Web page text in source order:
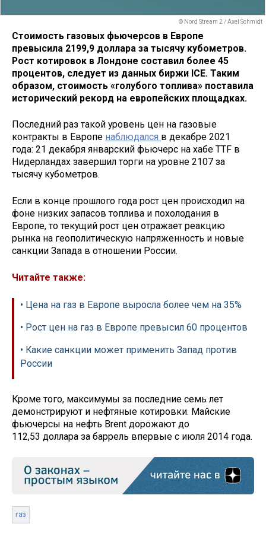
© Nord Stream 2 / Axel Schmidt
Стоимость газовых фьючерсов в Европе
превысила 2199,9 доллара за тысячу кубометров.
Рост котировок в Лондоне составил более 45
процентов, следует из данных биржи ICE. Таким
образом, стоимость «голубого топлива» поставила
исторический рекорд на европейских площадках.
Последний раз такой уровень цен на газовые
контракты в Европе наблюдался в декабре 2021
года: 21 декабря январский фьючерс на хабе TTF в
Нидерландах завершил торги на уровне 2107 за
тысячу кубометров.
Если в конце прошлого года рост цен происходил на
фоне низких запасов топлива и похолодания в
Европе, то текущий рост цен отражает реакцию
рынка на геополитическую напряженность и новые
санкции Запада в отношении России.
Читайте также:
• Цена на газ в Европе выросла более чем на 35%
• Рост цен на газ в Европе превысил 60 процентов
• Какие санкции может применить Запад против
России
Кроме того, максимумы за последние семь лет
демонстрируют и нефтяные котировки. Майские
фьючерсы на нефть Brent дорожают до
112,53 доллара за баррель впервые с июля 2014 года.
газ